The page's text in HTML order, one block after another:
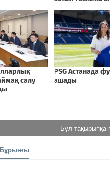
Бұл тақырыпқа
Бұрынғы